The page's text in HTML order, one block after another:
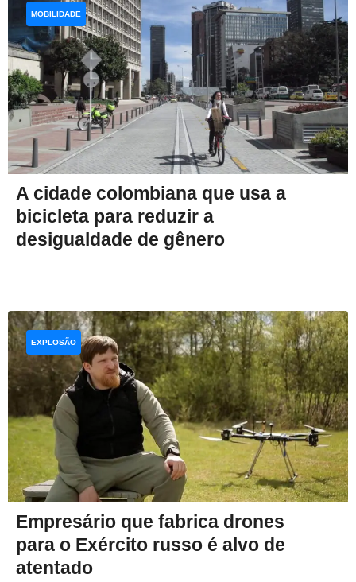
A cidade colombiana que usa a
bicicleta para reduzir a
desigualdade de gênero
MOBILIDADE
Empresário que fabrica drones
para o Exército russo é alvo de
atentado
EXPLOSÃO